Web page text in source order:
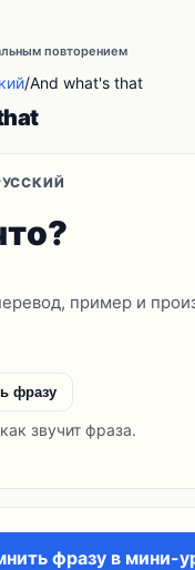
повторением
/And what's that
пример и
фразу
звучит фраза.
фразу в мини-